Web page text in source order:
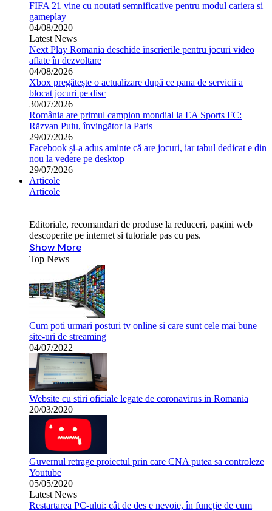
FIFA 21 vine cu noutati semnificative pentru modul cariera si
gameplay
04/08/2020
Latest News
Next Play Romania deschide înscrierile pentru jocuri video
aflate în dezvoltare
04/08/2026
Xbox pregătește o actualizare după ce pana de servicii a
blocat jocuri pe disc
30/07/2026
România are primul campion mondial la EA Sports FC:
Răzvan Puiu, învingător la Paris
29/07/2026
Facebook și-a adus aminte că are jocuri, iar tabul dedicat e din
nou la vedere pe desktop
29/07/2026
Articole
Articole
Editoriale, recomandari de produse la reduceri, pagini web
descoperite pe internet si tutoriale pas cu pas.
Show More
Top News
Cum poti urmari posturi tv online si care sunt cele mai bune
site-uri de streaming
04/07/2022
Website cu stiri oficiale legate de coronavirus in Romania
20/03/2020
Guvernul retrage proiectul prin care CNA putea sa controleze
Youtube
05/05/2020
Latest News
Restartarea PC-ului: cât de des e nevoie, în funcție de cum